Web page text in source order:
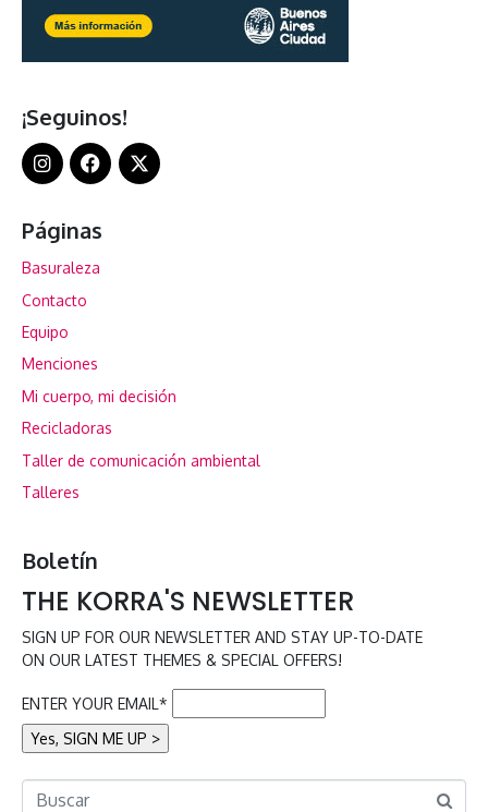
¡Seguinos!
Páginas
Basuraleza
Contacto
Equipo
Menciones
Mi cuerpo, mi decisión
Recicladoras
Taller de comunicación ambiental
Talleres
Boletín
THE KORRA'S NEWSLETTER
SIGN UP FOR OUR NEWSLETTER AND STAY UP-TO-DATE
ON OUR LATEST THEMES & SPECIAL OFFERS!
ENTER YOUR EMAIL*